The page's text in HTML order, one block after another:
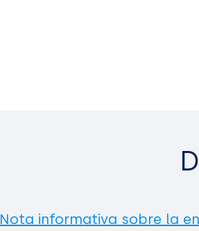
Nota informativa sobre la